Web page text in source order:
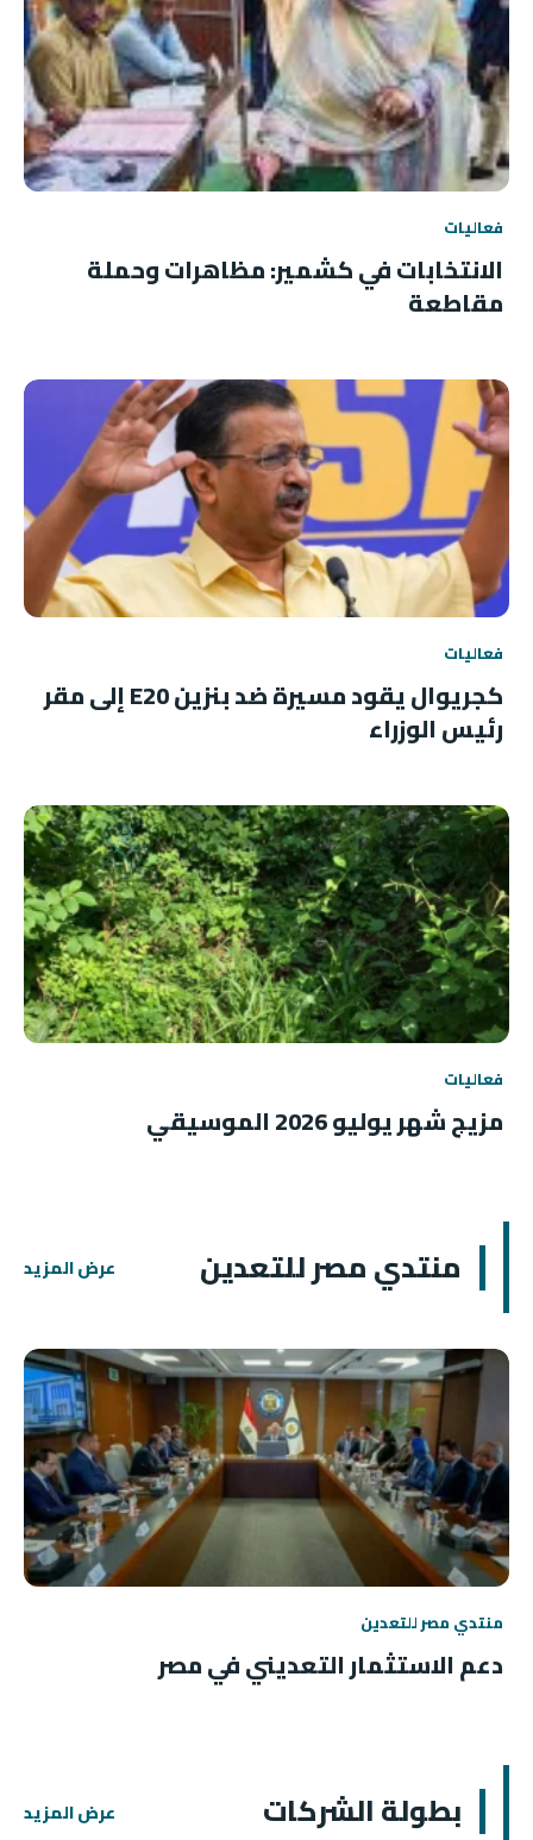
فعاليات
الانتخابات في كشمير: مظاهرات وحملة
مقاطعة
فعاليات
كجريوال يقود مسيرة ضد بنزين E20 إلى مقر
رئيس الوزراء
فعاليات
مزيج شهر يوليو 2026 الموسيقي
منتدي مصر للتعدين عرض المزيد
منتدي مصر للتعدين
دعم الاستثمار التعديني في مصر
بطولة الشركات عرض المزيد